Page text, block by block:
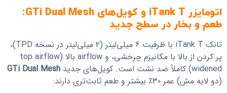
اتومایزر iTank T و کویل‌های GTi Dual Mesh:
طعم و بخار در سطح جدید
تانک iTank T با ظرفیت ۶ میلی‌لیتر (۲ میلی‌لیتر در نسخه TPD)،
پر کردن از بالا با مکانیزم چرخشی، و airflow بالا (top airflow
widened) کاملاً ضد نشت است. کویل‌های جدید
GTi Dual Mesh
(دو لایه مش) عمر ۳۰٪ بیشتر و طعم ثابت‌تری دارند: